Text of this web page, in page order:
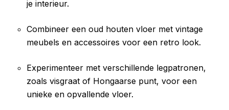
je interieur.
Combineer een oud houten vloer met vintage
meubels en accessoires voor een retro look.
Experimenteer met verschillende legpatronen,
zoals visgraat of Hongaarse punt, voor een
unieke en opvallende vloer.